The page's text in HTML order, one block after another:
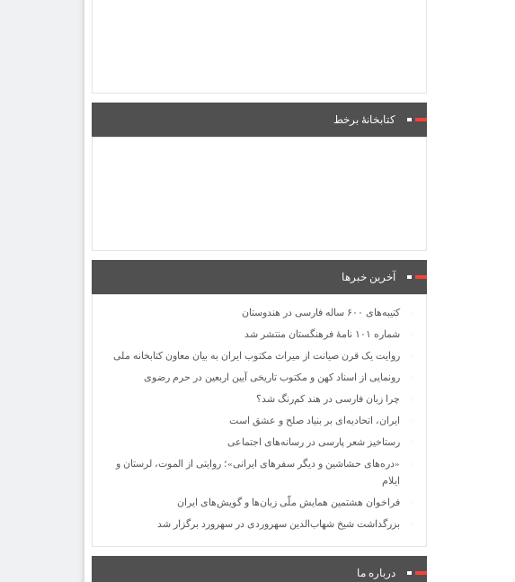
کتابخانۀ برخط
آخرین خبرها
کتیبه‌های ۶۰۰ ساله فارسی در هندوستان
شماره ۱۰۱ نامۀ فرهنگستان منتشر شد
روایت یک قرن صیانت از میراث مکتوب ایران به بیان معاون کتابخانه ملی
رونمایی از اسناد کهن و مکتوب تاریخی آیین اربعین در حرم رضوی
چرا زبان فارسی در هند کم‌رنگ شد؟
ایران، اتحادیه‌ای بر بنیاد صلح و عشق است
رستاخیز شعر پارسی در رسانه‌های اجتماعی
«دره‌های حشاشین و دیگر سفرهای ایرانی»؛ روایتی از الموت، لرستان و
ایلام
فراخوان هشتمین همایش ملّی زبان‌ها و گویش‌های ایران
بزرگداشت شیخ شهاب‌الدین سهروردی در سهرورد برگزار شد
درباره ما